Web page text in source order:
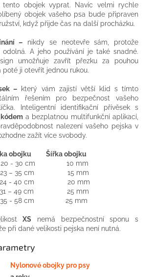
tento obojek vyprat. Navíc velmi rychle
obojek vašeho psa bude připraven
když přijde čas na další procházku.
– nikdy se neotevře sám, protože
A jeho používání je také snadné.
umožňuje zavřít přezku za pouhou
poté ji otevřít jednou rukou.
– který vám zajistí větší klid s tímto
řešením pro bezpečnost vašeho
Inteligentní identifikační přívěsek s
a bezplatnou multifunkční aplikací,
nalezení vašeho pejska v
zažít více svobody.
obojku Šířka obojku
30 cm 10 mm
cm 15 mm
cm 20 mm
cm 25 mm
cm 25 mm
XS nemá bezpečnostní sponu s
při dané velikosti pejska není nutná.
Nylonové obojky pro psy